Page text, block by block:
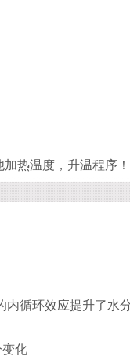
热温度，升温程序！
循环效应提升了水
化